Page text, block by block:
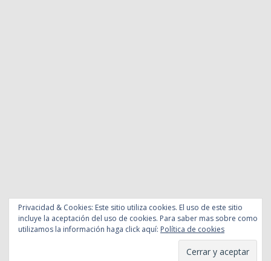
Privacidad & Cookies: Este sitio utiliza cookies. El uso de este sitio
incluye la aceptación del uso de cookies. Para saber mas sobre como
utilizamos la información haga click aquí: Política de cookies